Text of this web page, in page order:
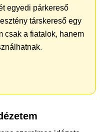
egyedi párkereső
társkereső egy
csak a fiatalok, hanem